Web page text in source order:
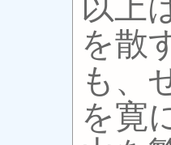
を散
も、
を寛